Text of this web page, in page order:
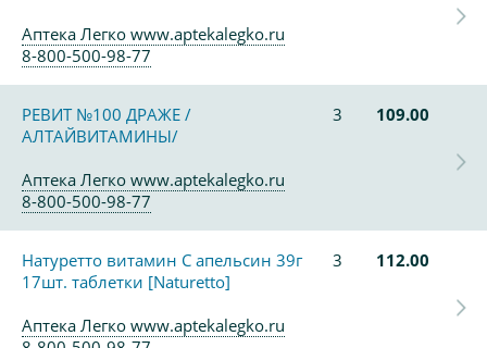
Аптека Легко www.aptekalegko.ru
8-800-500-98-77
РЕВИТ №100 ДРАЖЕ /
АЛТАЙВИТАМИНЫ/
3 109.00
Аптека Легко www.aptekalegko.ru
8-800-500-98-77
Натуретто витамин С апельсин 39г
17шт. таблетки [Naturetto]
3 112.00
Аптека Легко www.aptekalegko.ru